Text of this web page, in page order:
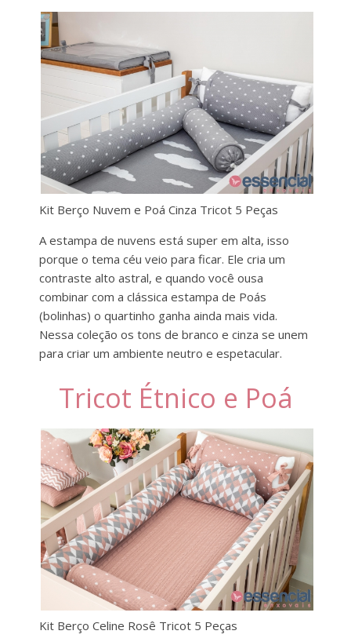
Kit Berço Nuvem e Poá Cinza Tricot 5 Peças
A estampa de nuvens está super em alta, isso
porque o tema céu veio para ficar. Ele cria um
contraste alto astral, e quando você ousa
combinar com a clássica estampa de Poás
(bolinhas) o quartinho ganha ainda mais vida.
Nessa coleção os tons de branco e cinza se unem
para criar um ambiente neutro e espetacular.
Tricot Étnico e Poá
Kit Berço Celine Rosê Tricot 5 Peças